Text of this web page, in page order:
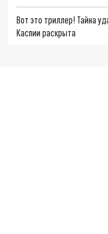
Вот это триллер! Тайна
Каспии раскрыта